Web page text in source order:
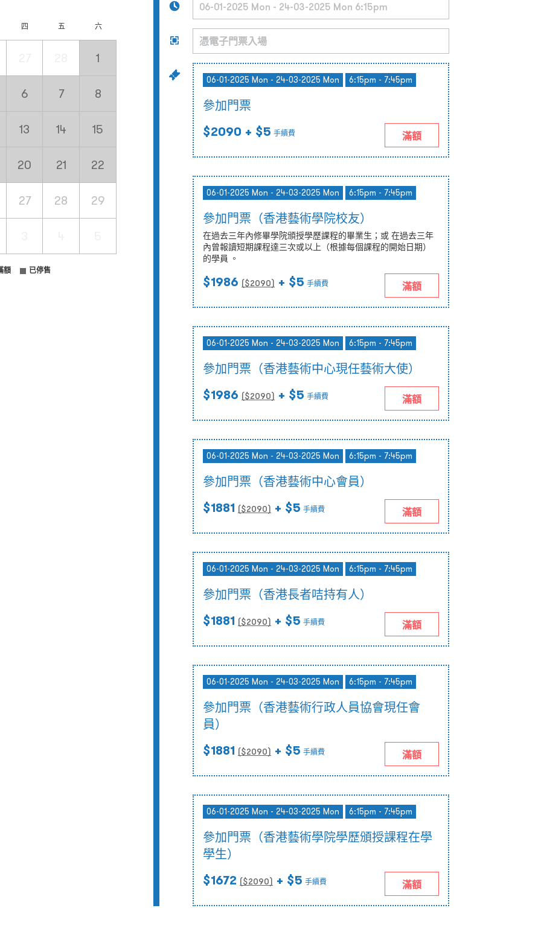
四 五 六
1
6 7 8
13 14 15
20 21 22
27 28 29
額 已停售
06-01-2025 Mon - 24-03-2025 Mon 6:15pm - 7:45pm
參加門票
$2090 + $5 手續費 滿額
06-01-2025 Mon - 24-03-2025 Mon 6:15pm - 7:45pm
參加門票（香港藝術學院校友）
在過去三年內修畢學院頒授學歷課程的畢業生；或 在過去三年
內曾報讀短期課程達三次或以上（根據每個課程的開始日期）
的學員 。
$1986 ($2090) + $5 手續費 滿額
06-01-2025 Mon - 24-03-2025 Mon 6:15pm - 7:45pm
參加門票（香港藝術中心現任藝術大使）
$1986 ($2090) + $5 手續費 滿額
06-01-2025 Mon - 24-03-2025 Mon 6:15pm - 7:45pm
參加門票（香港藝術中心會員）
$1881 ($2090) + $5 手續費 滿額
06-01-2025 Mon - 24-03-2025 Mon 6:15pm - 7:45pm
參加門票（香港長者咭持有人）
$1881 ($2090) + $5 手續費 滿額
06-01-2025 Mon - 24-03-2025 Mon 6:15pm - 7:45pm
參加門票（香港藝術行政人員協會現任會
員）
$1881 ($2090) + $5 手續費 滿額
06-01-2025 Mon - 24-03-2025 Mon 6:15pm - 7:45pm
參加門票（香港藝術學院學歷頒授課程在學
學生）
$1672 ($2090) + $5 手續費 滿額